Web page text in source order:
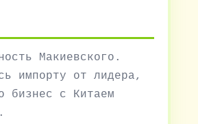
Макиевского.
импорту от лидера,
бизнес с Китаем